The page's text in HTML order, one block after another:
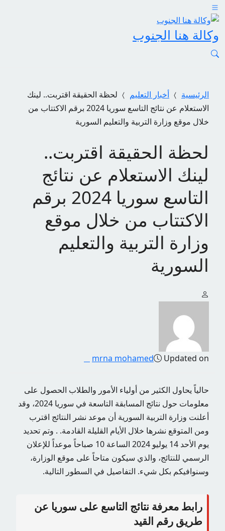
وكالة هنا الجنوب
الرئيسية أخبار التعليم
لحظة الحقيقة اقتربت.. لينك
الاستعلام عن نتائج التاسع سوريا 2024 برقم الاكتتاب من
خلال موقع وزارة التربية والتعليم السورية
لحظة الحقيقة اقتربت..
لينك الاستعلام عن نتائج
التاسع سوريا 2024 برقم
الاكتتاب من خلال موقع
وزارة التربية والتعليم
السورية
mrna mohamed Updated on
حالياً يحاول الكثير من أولياء الأمور والطلاب الحصول على
معلومات حول نتائج المسابقة التاسعة في سوريا 2024، وقد
أعلنت وزارة التربية السورية أن موعد نشر النتائج اقترب
ومن المتوقع نشرها خلال الأيام القليلة القادمة. . وتم تحديد
يوم الأحد 14 يوليو 2024 الساعة 10 صباحاً موعداً للإعلان
الرسمي للنتائج، والذي سيكون متاحاً على موقع الوزارة،
وسنوافيكم بكل شيء. التفاصيل في السطور التالية.
رابط معرفة نتائج التاسع على سوريا عن
طريق رقم القيد